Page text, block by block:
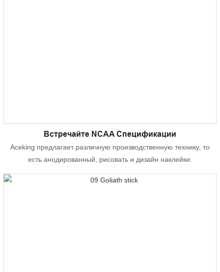
Встречайте NCAA Спецификации
Aceking предлагает различную производственную технику, то
есть анодированный, рисовать и дизайн наклейки.